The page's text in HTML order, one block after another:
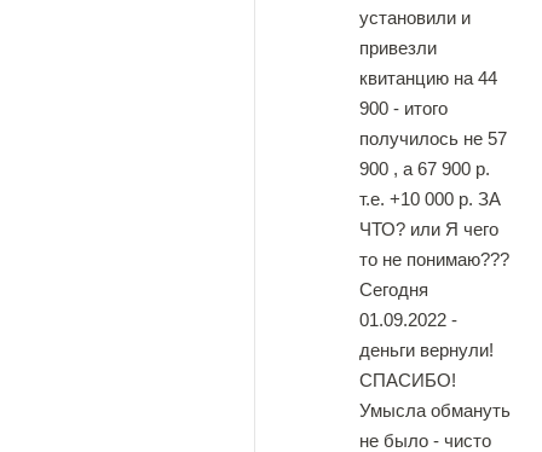
установили и
привезли
квитанцию на 44
900 - итого
получилось не 57
900 , а 67 900 р.
т.е. +10 000 р. ЗА
ЧТО? или Я чего
то не понимаю???
Сегодня
01.09.2022 -
деньги вернули!
СПАСИБО!
Умысла обмануть
не было - чисто